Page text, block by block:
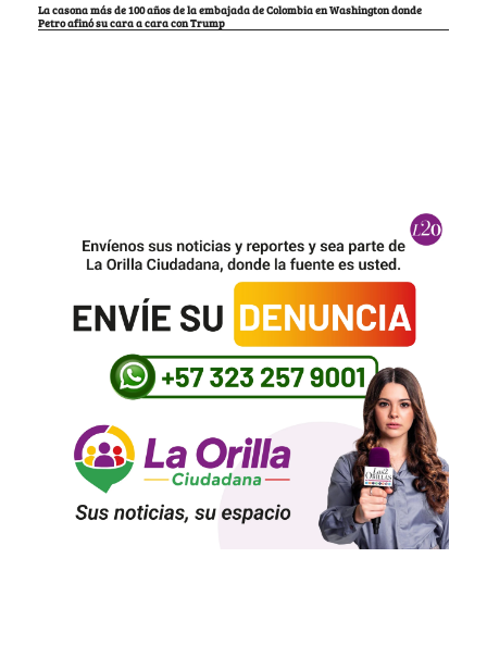
La casona más de 100 años de la embajada de Colombia en Washington donde
Petro afinó su cara a cara con Trump